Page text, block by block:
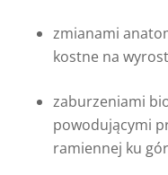
zmianami
kostne na
zaburzeniami
powodującymi
ramiennej ku